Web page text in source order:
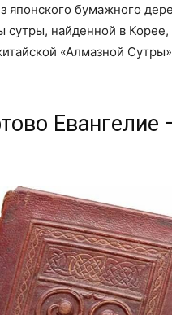
японского бумажного
сутры, найденной в Корее,
«Алмазной
Евангелие